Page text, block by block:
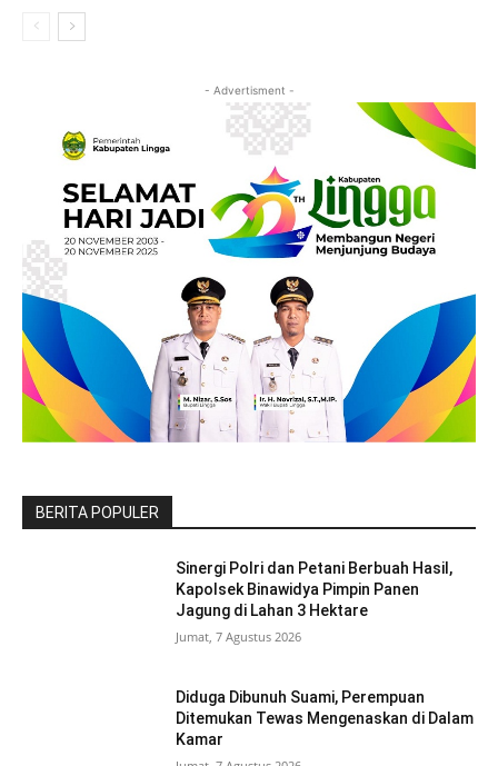
- Advertisment -
BERITA POPULER
Sinergi Polri dan Petani Berbuah Hasil,
Kapolsek Binawidya Pimpin Panen
Jagung di Lahan 3 Hektare
Jumat, 7 Agustus 2026
Diduga Dibunuh Suami, Perempuan
Ditemukan Tewas Mengenaskan di Dalam
Kamar